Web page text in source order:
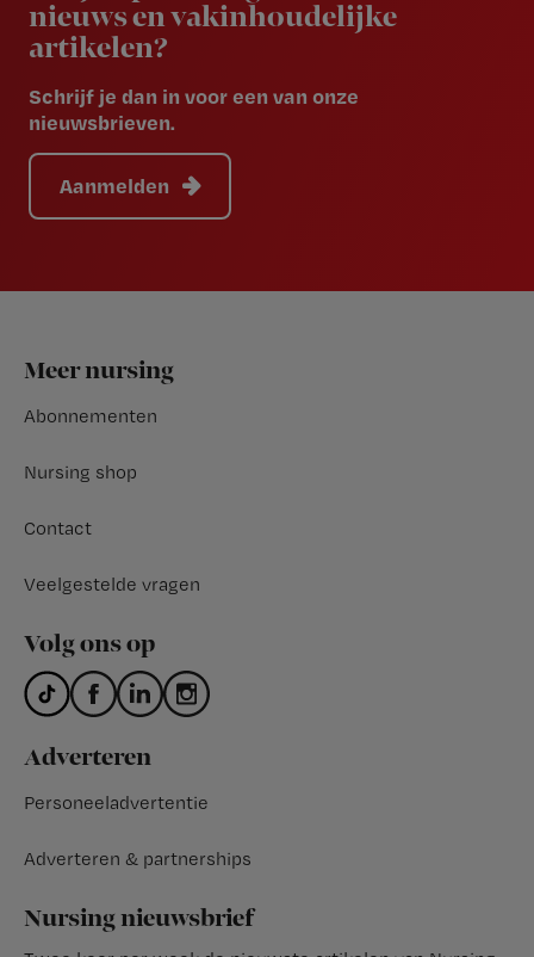
nieuws en vakinhoudelijke
artikelen?
Schrijf je dan in voor een van onze
nieuwsbrieven.
Aanmelden
Footer
Meer nursing
Abonnementen
Nursing shop
Contact
Veelgestelde vragen
Volg ons op
Adverteren
Personeeladvertentie
Adverteren & partnerships
Nursing nieuwsbrief